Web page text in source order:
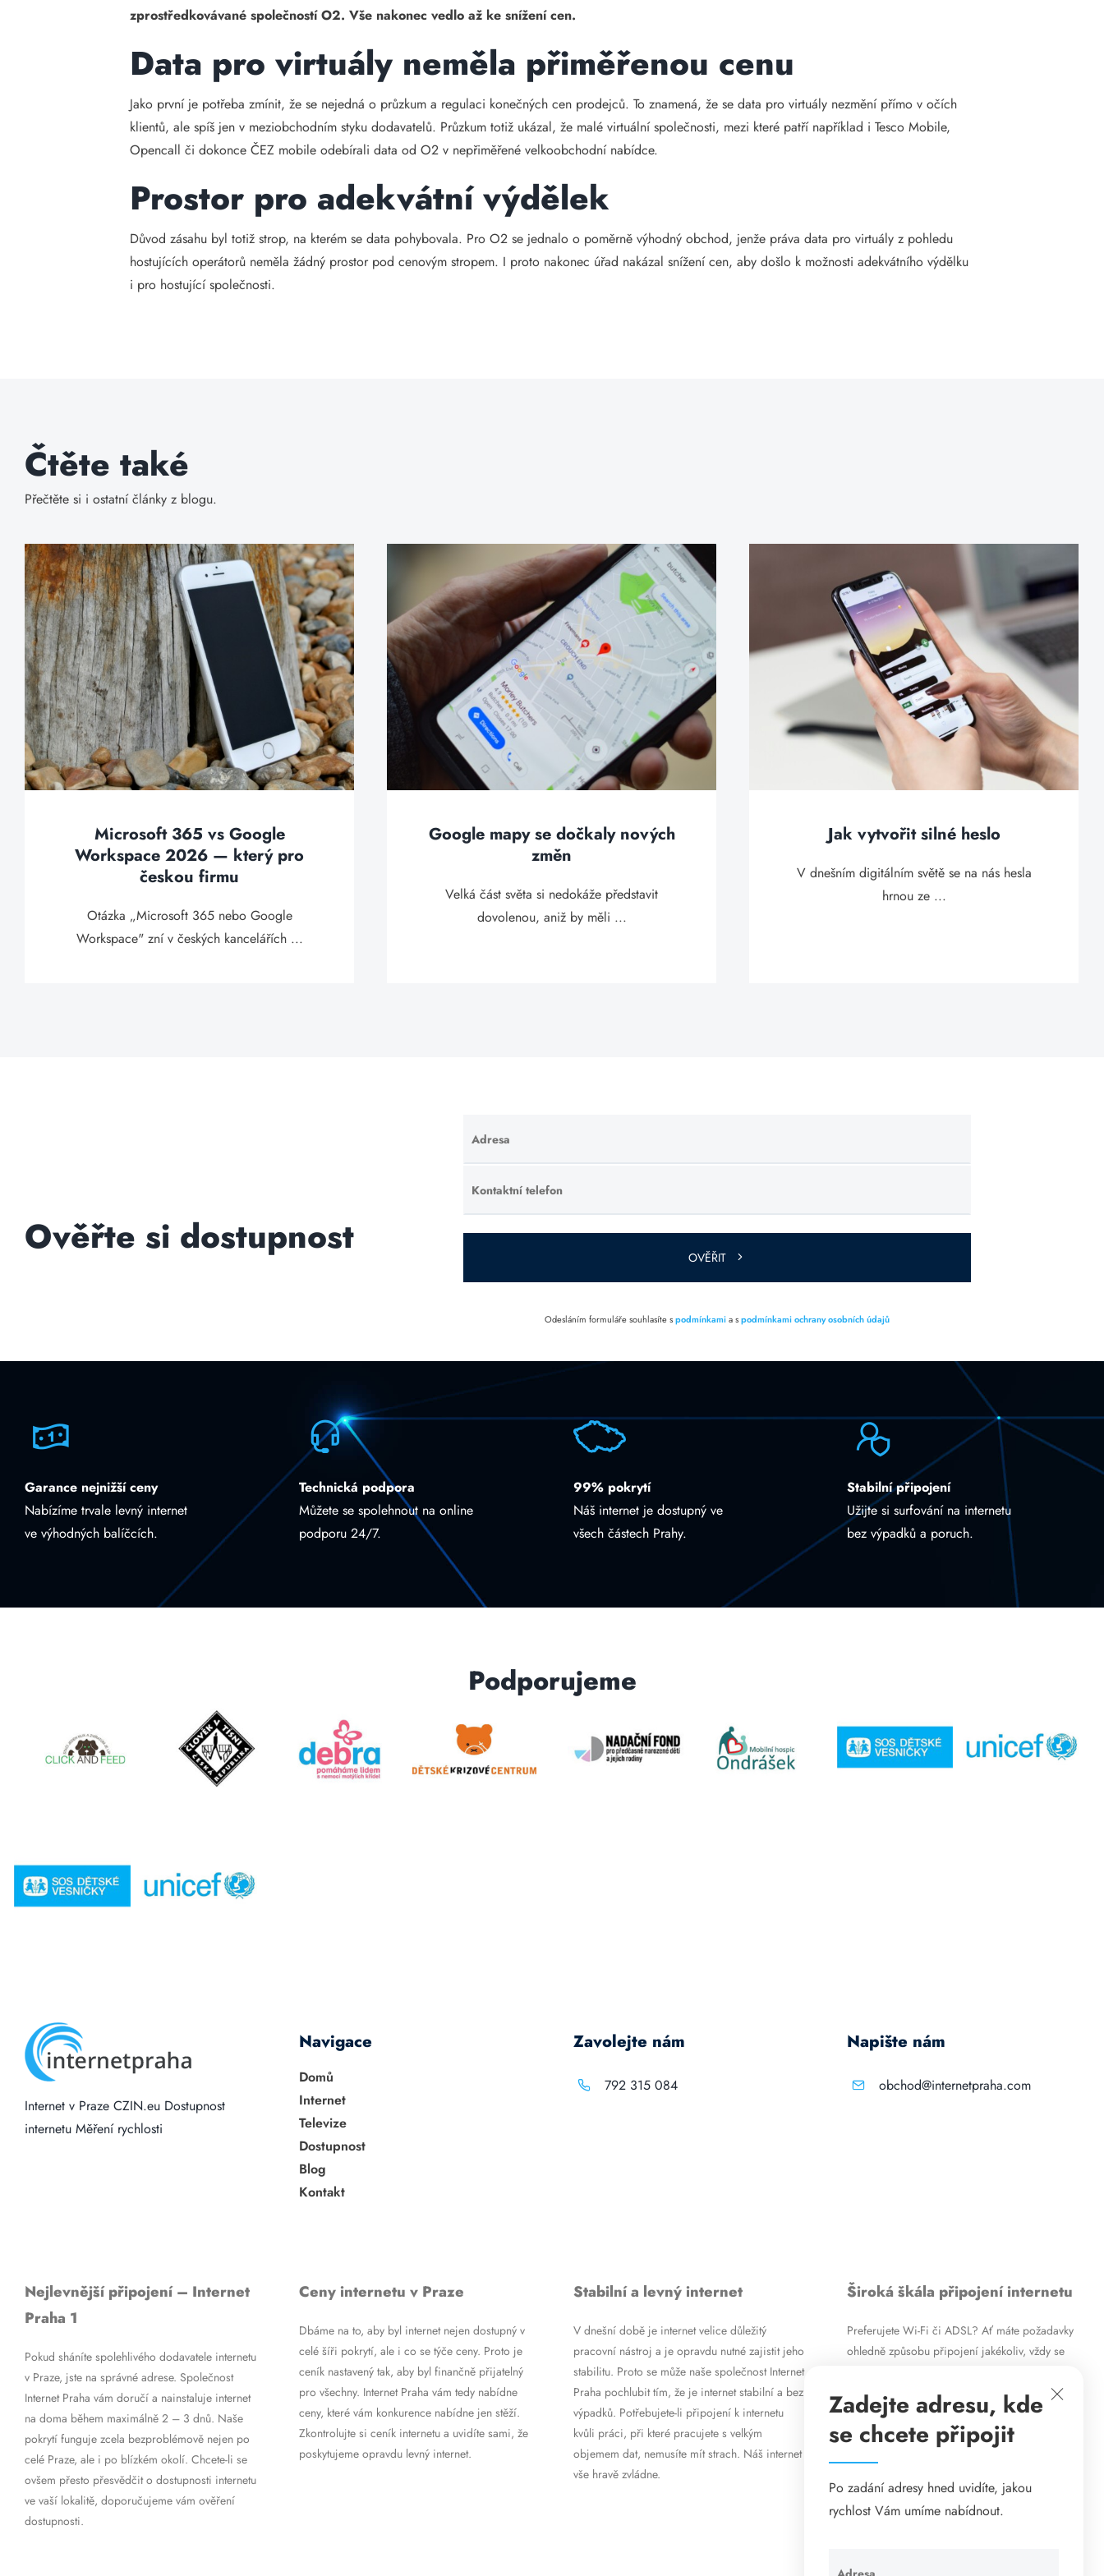
zprostředkovávané společností O2. Vše nakonec vedlo až ke snížení cen.
Data pro virtuály neměla přiměřenou cenu
Jako první je potřeba zmínit, že se nejedná o průzkum a regulaci konečných cen prodejců. To znamená, že se data pro virtuály nezmění přímo v očích
klientů, ale spíš jen v meziobchodním styku dodavatelů. Průzkum totiž ukázal, že malé virtuální společnosti, mezi které patří například i Tesco Mobile,
Opencall či dokonce ČEZ mobile odebírali data od O2 v nepřiměřené velkoobchodní nabídce.
Prostor pro adekvátní výdělek
Důvod zásahu byl totiž strop, na kterém se data pohybovala. Pro O2 se jednalo o poměrně výhodný obchod, jenže práva data pro virtuály z pohledu
hostujících operátorů neměla žádný prostor pod cenovým stropem. I proto nakonec úřad nakázal snížení cen, aby došlo k možnosti adekvátního výdělku
i pro hostující společnosti.
Čtěte také
Přečtěte si i ostatní články z blogu.
Microsoft 365 vs Google
Workspace 2026 — který pro
českou firmu
Otázka „Microsoft 365 nebo Google
Workspace" zní v českých kancelářích ...
Google mapy se dočkaly nových
změn
Velká část světa si nedokáže představit
dovolenou, aniž by měli ...
Jak vytvořit silné heslo
V dnešním digitálním světě se na nás hesla
hrnou ze ...
Ověřte si dostupnost
Adresa
Ponechte
toto pole
prázdné.
Kontaktní telefon
Ponechte
toto pole
prázdné.
OVĚŘIT
Odesláním formuláře souhlasíte spodmínkamia spodmínkami ochrany osobních údajů
Garance nejnižší ceny
Nabízíme trvale levný internet
ve výhodných balíčcích.
Technická podpora
Můžete se spolehnout na online
podporu 24/7.
99% pokrytí
Náš internet je dostupný ve
všech částech Prahy.
Stabilní připojení
Užijte si surfování na internetu
bez výpadků a poruch.
Podporujeme
Internet v Praze CZIN.eu Dostupnost
internetu Měření rychlosti
Navigace
Domů
Internet
Televize
Dostupnost
Blog
Kontakt
Zavolejte nám
792 315 084
Napište nám
obchod@internetpraha.com
Nejlevnější připojení – Internet
Praha 1
Pokud sháníte spolehlivého dodavatele internetu
v Praze, jste na správné adrese. Společnost
Internet Praha vám doručí a nainstaluje internet
na doma během maximálně 2 – 3 dnů. Naše
pokrytí funguje zcela bezproblémově nejen po
celé Praze, ale i po blízkém okolí. Chcete-li se
ovšem přesto přesvědčit o dostupnosti internetu
ve vaší lokalitě, doporučujeme vám ověření
dostupnosti.
Ceny internetu v Praze
Dbáme na to, aby byl internet nejen dostupný v
celé šíři pokrytí, ale i co se týče ceny. Proto je
ceník nastavený tak, aby byl finančně přijatelný
pro všechny. Internet Praha vám tedy nabídne
ceny, které vám konkurence nabídne jen stěží.
Zkontrolujte si ceník internetu a uvidíte sami, že
poskytujeme opravdu levný internet.
Stabilní a levný internet
V dnešní době je internet velice důležitý
pracovní nástroj a je opravdu nutné zajistit jeho
stabilitu. Proto se může naše společnost Internet
Praha pochlubit tím, že je internet stabilní a bez
výpadků. Potřebujete-li připojení k internetu
kvůli práci, při které pracujete s velkým
objemem dat, nemusíte mít strach. Náš internet
vše hravě zvládne.
Široká škála připojení internetu
Preferujete Wi-Fi či ADSL? Ať máte požadavky
ohledně způsobu připojení jakékoliv, vždy se
vysokorychlostního ADSL internetu nabízíme
rovněž mobilní internet i levné internetové
připojení prostřednictvím Wi-Fi. Způsob
připojení přizpůsobíme vašim specifickým
Zadejte adresu, kde
se chcete připojit
Po zadání adresy hned uvidíte, jakou
rychlost Vám umíme nabídnout.